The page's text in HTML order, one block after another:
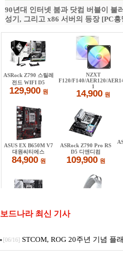
90년대 인터넷 붐과 닷컴 버블이 불
성기, 그리고 x86 서버의 등장 [PC흥
보드나라 최신 기사
[06/16] STCOM, ROG 20주년 기념 플